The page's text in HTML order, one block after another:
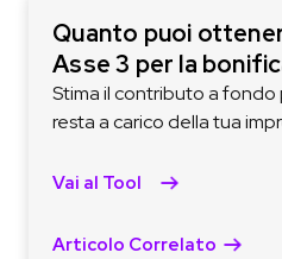
Quanto puoi
Asse 3 per la
Stima il contributo a
resta a carico della tua
Vai al Tool
Articolo Correlato